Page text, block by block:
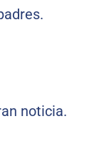
noticia.